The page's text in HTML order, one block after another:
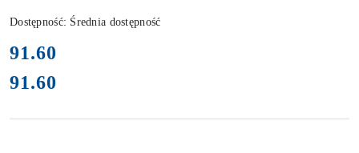
Dostępność: Średnia dostępność
cena:
91.60
Cena:
91.60